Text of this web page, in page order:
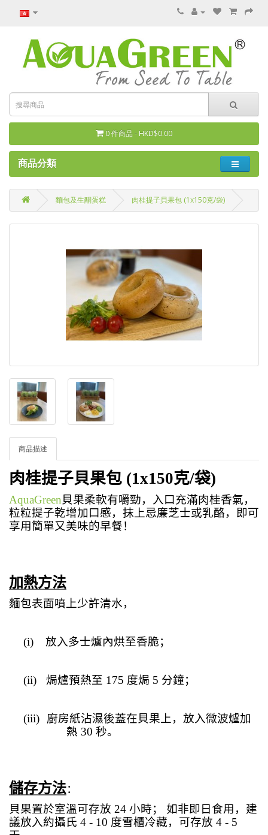
0 件商品 - HKD$0.00
商品分類
麵包及生酮蛋糕 肉桂提子貝果包 (1x150克/袋)
商品描述
肉桂提子貝果包 (1x150克/袋)
AquaGreen貝果柔軟有嚼勁，入口充滿肉桂香氣，
粒粒提子乾增加口感，抹上忌廉芝士或乳酪，即可
享用簡單又美味的早餐！
加熱方法
麵包表面噴上少許清水，
(i) 放入多士爐內烘至香脆；
(ii) 焗爐預熱至 175 度焗 5 分鐘；
(iii)
廚房紙沾濕後蓋在貝果上，放入微波爐加
熱 30 秒。
儲存方法：
貝果置於室溫可存放 24 小時； 如非即日食用，建
議放入約攝氏 4 - 10 度雪櫃冷藏，可存放 4 - 5